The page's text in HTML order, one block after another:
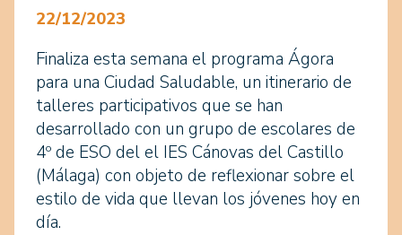
22/12/2023
Finaliza esta semana el programa Ágora
para una Ciudad Saludable, un itinerario de
talleres participativos que se han
desarrollado con un grupo de escolares de
4º de ESO del el IES Cánovas del Castillo
(Málaga) con objeto de reflexionar sobre el
estilo de vida que llevan los jóvenes hoy en
día.